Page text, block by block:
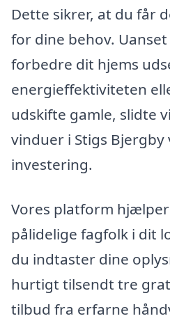
Dette sikrer, at du får
for dine behov.
forbedre dit hjems
energieffektiviteten
udskifte gamle, slidte
vinduer i Stigs
investering.
Vores platform
pålidelige fagfolk i dit
du indtaster dine
hurtigt tilsendt tre
tilbud fra erfarne